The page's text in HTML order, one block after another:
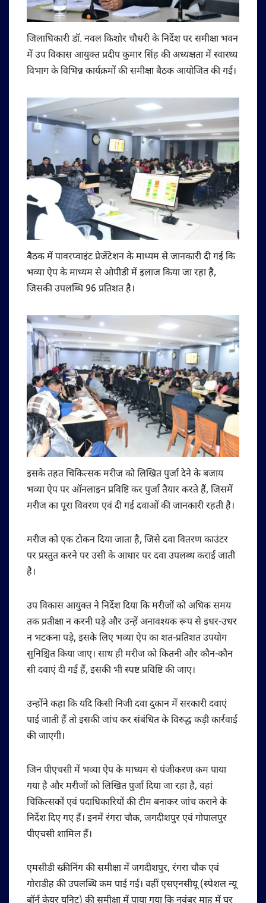
जिलाधिकारी डॉ. नवल किशोर चौधरी के निर्देश पर समीक्षा भवन
में उप विकास आयुक्त प्रदीप कुमार सिंह की अध्यक्षता में स्वास्थ्य
विभाग के विभिन्न कार्यक्रमों की समीक्षा बैठक आयोजित की गई।
बैठक में पावरप्वाइंट प्रेजेंटेशन के माध्यम से जानकारी दी गई कि
भव्या ऐप के माध्यम से ओपीडी में इलाज किया जा रहा है,
जिसकी उपलब्धि 96 प्रतिशत है।
इसके तहत चिकित्सक मरीज को लिखित पुर्जा देने के बजाय
भव्या ऐप पर ऑनलाइन प्रविष्टि कर पुर्जा तैयार करते हैं, जिसमें
मरीज का पूरा विवरण एवं दी गई दवाओं की जानकारी रहती है।
मरीज को एक टोकन दिया जाता है, जिसे दवा वितरण काउंटर
पर प्रस्तुत करने पर उसी के आधार पर दवा उपलब्ध कराई जाती
है।
उप विकास आयुक्त ने निर्देश दिया कि मरीजों को अधिक समय
तक प्रतीक्षा न करनी पड़े और उन्हें अनावश्यक रूप से इधर-उधर
न भटकना पड़े, इसके लिए भव्या ऐप का शत-प्रतिशत उपयोग
सुनिश्चित किया जाए। साथ ही मरीज को कितनी और कौन-कौन
सी दवाएं दी गई हैं, इसकी भी स्पष्ट प्रविष्टि की जाए।
उन्होंने कहा कि यदि किसी निजी दवा दुकान में सरकारी दवाएं
पाई जाती हैं तो इसकी जांच कर संबंधित के विरुद्ध कड़ी कार्रवाई
की जाएगी।
जिन पीएचसी में भव्या ऐप के माध्यम से पंजीकरण कम पाया
गया है और मरीजों को लिखित पुर्जा दिया जा रहा है, वहां
चिकित्सकों एवं पदाधिकारियों की टीम बनाकर जांच कराने के
निर्देश दिए गए हैं। इनमें रंगरा चौक, जगदीशपुर एवं गोपालपुर
पीएचसी शामिल हैं।
एमसीडी स्क्रीनिंग की समीक्षा में जगदीशपुर, रंगरा चौक एवं
गोराडीह की उपलब्धि कम पाई गई। वहीं एसएनसीयू (स्पेशल न्यू